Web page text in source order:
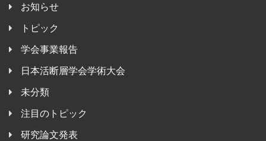
お知らせ
トピック
学会事業報告
日本活断層学会学術大会
未分類
注目のトピック
研究論文発表